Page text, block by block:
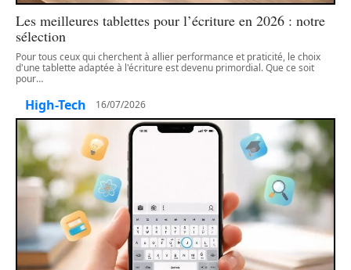
Les meilleures tablettes pour l’écriture en 2026 : notre
sélection
Pour tous ceux qui cherchent à allier performance et praticité, le choix
d'une tablette adaptée à l'écriture est devenu primordial. Que ce soit
pour…
High-Tech 16/07/2026